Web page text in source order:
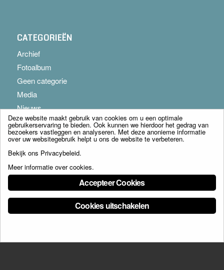
CATEGORIEËN
Archief
Fotoalbum
Geen categorie
Media
Nieuws
© Copyright - Franciscus Huis Weert B.V. - webdesign:
Deze website maakt gebruik van cookies om u een optimale
gebruikerservaring te bieden. Ook kunnen we hierdoor het gedrag van
bezoekers vastleggen en analyseren. Met deze anonieme informatie
over uw websitegebruik helpt u ons de website te verbeteren.
Bekijk ons Privacybeleid.
Meer informatie over cookies.
Accepteer Cookies
Cookies uitschakelen